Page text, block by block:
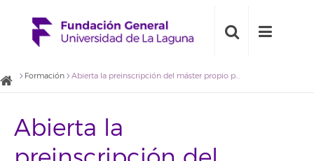
Formación Abierta la preinscripción del máster propio pionero nacional en los estudios de medicina de urgencias
Abierta la